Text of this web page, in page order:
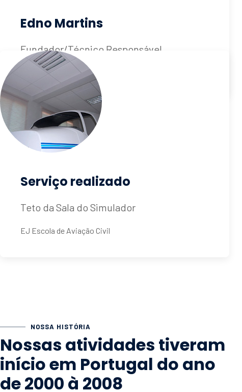
Edno Martins
Fundador/Técnico Responsável
contato@eurogesso.net
Serviço realizado
Teto da Sala do Simulador
EJ Escola de Aviação Civil
NOSSA HISTÓRIA
Nossas atividades tiveram
início em Portugal do ano
de 2000 à 2008